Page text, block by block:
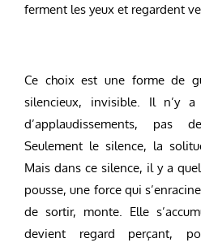
ferment les yeux et regardent
Ce choix est une forme de
silencieux, invisible. Il n’y
d’applaudissements, pas
Seulement le silence, la
Mais dans ce silence, il y a
pousse, une force qui
de sortir, monte. Elle
devient regard perçant,